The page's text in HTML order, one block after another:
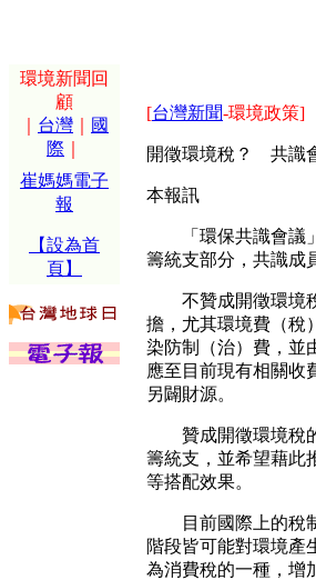
環境新聞回
顧
台灣
國
際
崔媽媽電子
報
【設為首
頁】
[台灣新聞-環境政策]
開徵環境稅？ 共識
本報訊
「環保共識會議」
籌統支部分，共識成
不贊成開徵環境稅
擔，尤其環境費（稅
染防制（治）費，並
應至目前現有相關收
另闢財源。
贊成開徵環境稅的
籌統支，並希望藉此
等搭配效果。
目前國際上的稅制
階段皆可能對環境產
為消費稅的一種，增